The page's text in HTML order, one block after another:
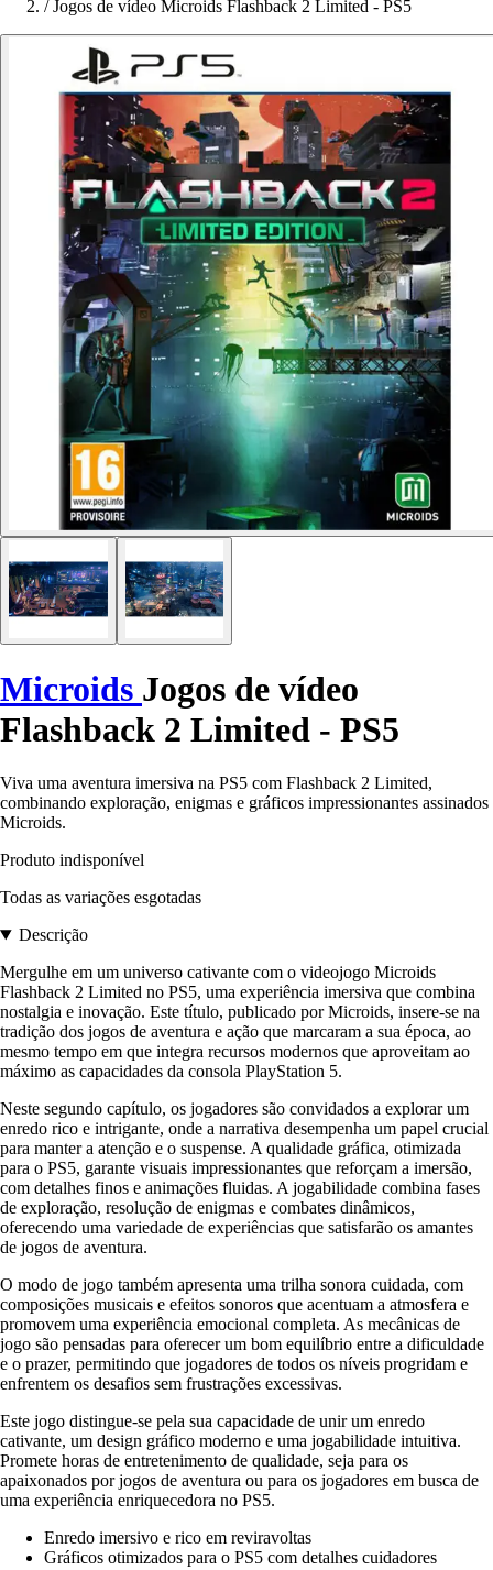
/ Jogos de vídeo Microids Flashback 2 Limited - PS5
Microids Jogos de vídeo
Flashback 2 Limited - PS5
Viva uma aventura imersiva na PS5 com Flashback 2 Limited,
combinando exploração, enigmas e gráficos impressionantes assinados
Microids.
Produto indisponível
Todas as variações esgotadas
Descrição
Mergulhe em um universo cativante com o videojogo Microids
Flashback 2 Limited no PS5, uma experiência imersiva que combina
nostalgia e inovação. Este título, publicado por Microids, insere-se na
tradição dos jogos de aventura e ação que marcaram a sua época, ao
mesmo tempo em que integra recursos modernos que aproveitam ao
máximo as capacidades da consola PlayStation 5.
Neste segundo capítulo, os jogadores são convidados a explorar um
enredo rico e intrigante, onde a narrativa desempenha um papel crucial
para manter a atenção e o suspense. A qualidade gráfica, otimizada
para o PS5, garante visuais impressionantes que reforçam a imersão,
com detalhes finos e animações fluidas. A jogabilidade combina fases
de exploração, resolução de enigmas e combates dinâmicos,
oferecendo uma variedade de experiências que satisfarão os amantes
de jogos de aventura.
O modo de jogo também apresenta uma trilha sonora cuidada, com
composições musicais e efeitos sonoros que acentuam a atmosfera e
promovem uma experiência emocional completa. As mecânicas de
jogo são pensadas para oferecer um bom equilíbrio entre a dificuldade
e o prazer, permitindo que jogadores de todos os níveis progridam e
enfrentem os desafios sem frustrações excessivas.
Este jogo distingue-se pela sua capacidade de unir um enredo
cativante, um design gráfico moderno e uma jogabilidade intuitiva.
Promete horas de entretenimento de qualidade, seja para os
apaixonados por jogos de aventura ou para os jogadores em busca de
uma experiência enriquecedora no PS5.
Enredo imersivo e rico em reviravoltas
Gráficos otimizados para o PS5 com detalhes cuidadores